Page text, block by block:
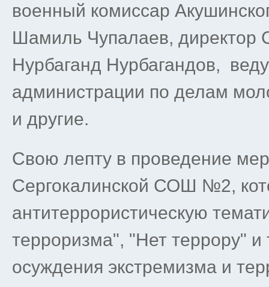
военный комиссар
Шамиль Чупалаев,
Нурбаганд Нурбагандов,
администрации по делам
и другие.
Свою лепту в проведение
Сергокалинской СОШ №2,
антитеррористическую
терроризма", "Нет террору"
осуждения экстремизма и